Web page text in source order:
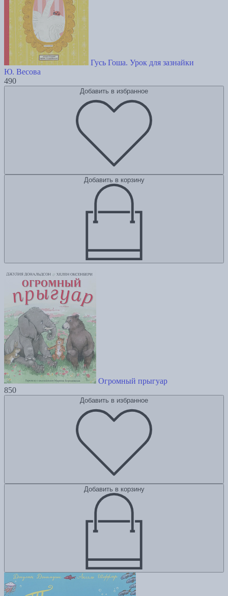
Гусь Гоша. Урок для зазнайки
Ю. Весова
490
Добавить в избранное
Добавить в корзину
Огромный прыгуар
850
Добавить в избранное
Добавить в корзину